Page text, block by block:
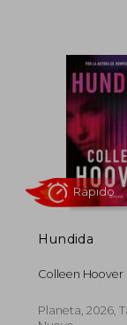
S/ 129,90
Hundida
Colleen Hoover
Planeta, 2026,